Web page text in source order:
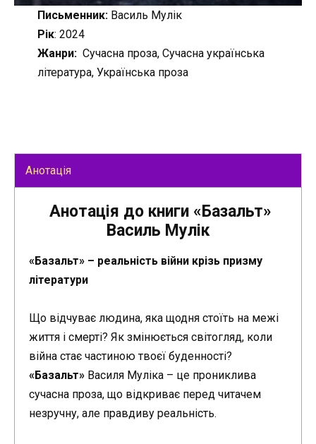
Письменник:Василь Мулік
Рік: 2024
Жанри: Сучасна проза, Сучасна українська
література, Українська проза
Анотація
Анотація до книги «Базальт»
Василь Мулік
«Базальт» – реальність війни крізь призму
літератури
Що відчуває людина, яка щодня стоїть на межі
життя і смерті? Як змінюється світогляд, коли
війна стає частиною твоєї буденності?
«Базальт» Василя Муліка – це прониклива
сучасна проза, що відкриває перед читачем
незручну, але правдиву реальність.